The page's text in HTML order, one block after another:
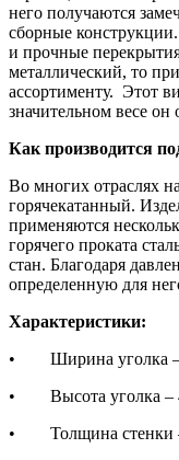
него получаются
сборные
и прочные
металлический, то
ассортименту. Этот
значительном весе он
Как производится
Во многих отраслях
горячекатанный.
применяются
горячего проката
стан. Благодаря
определенную для
Характеристики:
• Ширина уголка
• Высота уголка –
• Толщина стенки